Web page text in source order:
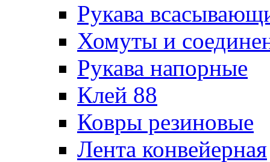
Рукава
Хомуты и
Рукава напорные
Клей 88
Ковры резиновые
Лента конвейерная